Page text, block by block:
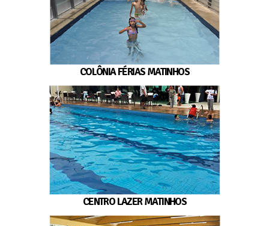
COLÔNIA FÉRIAS MATINHOS
CENTRO LAZER MATINHOS